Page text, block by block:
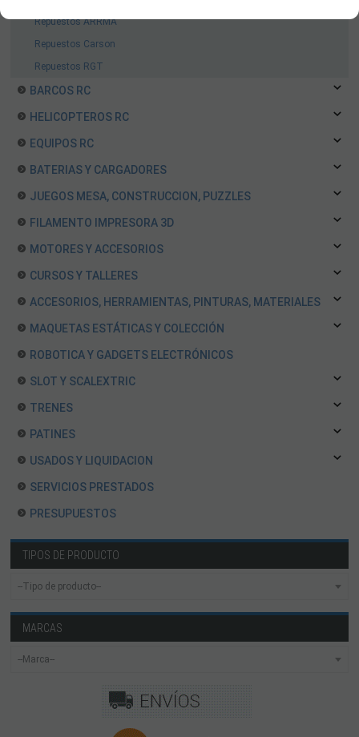
Repuestos ARRMA
Repuestos Carson
Repuestos RGT
BARCOS RC
HELICOPTEROS RC
EQUIPOS RC
BATERIAS Y CARGADORES
JUEGOS MESA, CONSTRUCCION, PUZZLES
FILAMENTO IMPRESORA 3D
MOTORES Y ACCESORIOS
CURSOS Y TALLERES
ACCESORIOS, HERRAMIENTAS, PINTURAS, MATERIALES
MAQUETAS ESTÁTICAS Y COLECCIÓN
ROBOTICA Y GADGETS ELECTRÓNICOS
SLOT Y SCALEXTRIC
TRENES
PATINES
USADOS Y LIQUIDACION
SERVICIOS PRESTADOS
PRESUPUESTOS
TIPOS DE PRODUCTO
MARCAS